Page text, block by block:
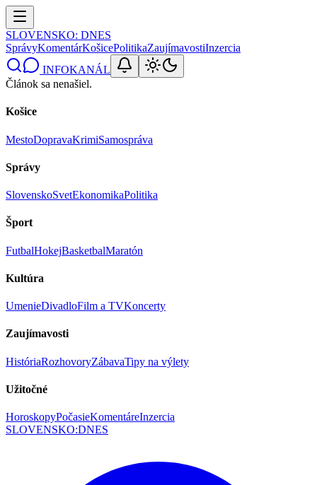
SLOVENSKO: DNES
SprávyKomentárKošicePolitikaZaujímavostiInzercia
INFOKANÁL
Článok sa nenašiel.
Košice
MestoDopravaKrimiSamospráva
Správy
SlovenskoSvetEkonomikaPolitika
Šport
FutbalHokejBasketbalMaratón
Kultúra
UmenieDivadloFilm a TVKoncerty
Zaujímavosti
HistóriaRozhovoryZábavaTipy na výlety
Užitočné
HoroskopyPočasieKomentáreInzercia
SLOVENSKO:DNES